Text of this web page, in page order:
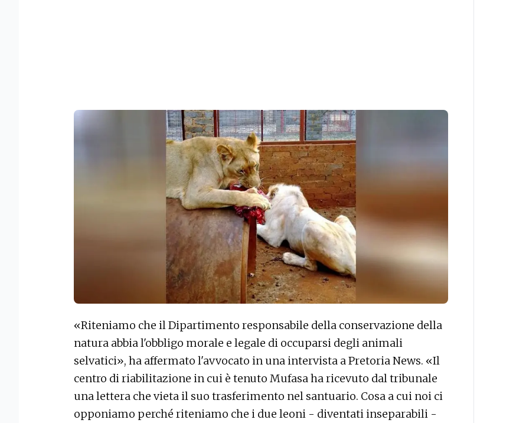
«Riteniamo che il Dipartimento responsabile della conservazione della
natura abbia l'obbligo morale e legale di occuparsi degli animali
selvatici», ha affermato l'avvocato in una intervista a Pretoria News. «Il
centro di riabilitazione in cui è tenuto Mufasa ha ricevuto dal tribunale
una lettera che vieta il suo trasferimento nel santuario. Cosa a cui noi ci
opponiamo perché riteniamo che i due leoni - diventati inseparabili -